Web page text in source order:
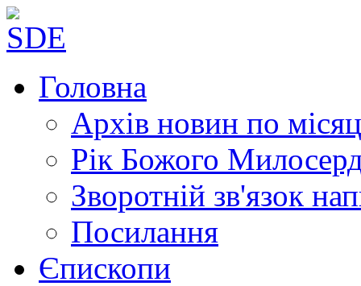
Головна
Архів новин по
Рік Божого
Зворотній зв'язок
Посилання
Єпископи